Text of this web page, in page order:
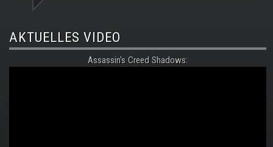
AKTUELLES VIDEO
Assassin's Creed Shadows: